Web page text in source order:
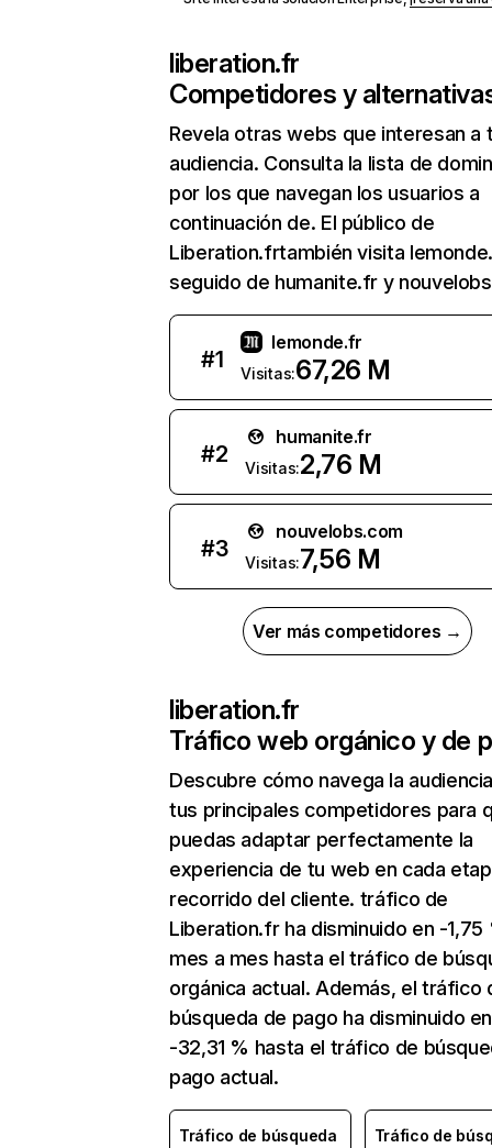
liberation.fr
Competidores y
Revela otras webs que interesan a
audiencia. Consulta la lista de
por los que navegan los usuarios a
continuación de. El público de
Liberation.frtambién visita
seguido de humanite.fr y
#1
lemonde.fr
Visitas:67,26 M
#2
humanite.fr
Visitas:2,76 M
#3
nouvelobs.com
Visitas:7,56 M
Ver más competidores →
liberation.fr
Tráfico web orgánico y de
Descubre cómo navega la
tus principales competidores para
puedas adaptar perfectamente la
experiencia de tu web en cada
recorrido del cliente. tráfico de
Liberation.fr ha disminuido en -1,75
mes a mes hasta el tráfico de
orgánica actual. Además, el tráfico
búsqueda de pago ha disminuido en
-32,31 % hasta el tráfico de
pago actual.
Tráfico de búsqueda
Tráfico de